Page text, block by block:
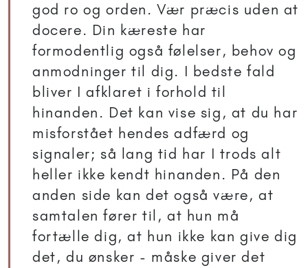
god ro og orden. Vær præcis uden at
docere. Din kæreste har
formodentlig også følelser, behov og
anmodninger til dig. I bedste fald
bliver I afklaret i forhold til
hinanden. Det kan vise sig, at du har
misforstået hendes adfærd og
signaler; så lang tid har I trods alt
heller ikke kendt hinanden. På den
anden side kan det også være, at
samtalen fører til, at hun må
fortælle dig, at hun ikke kan give dig
det, du ønsker - måske giver det